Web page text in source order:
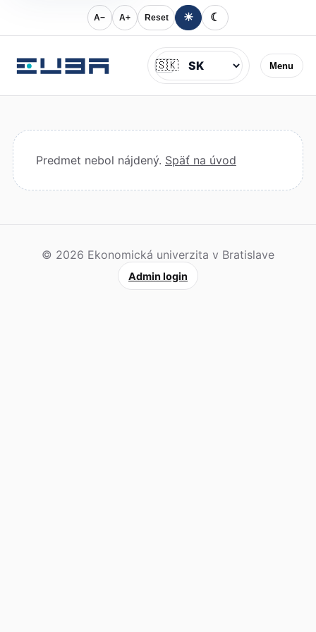
A− A+ Reset ☀ ☾
Menu
Jazyk
🇸🇰
Predmet nebol nájdený. Späť na úvod
© 2026 Ekonomická univerzita v Bratislave
Admin login